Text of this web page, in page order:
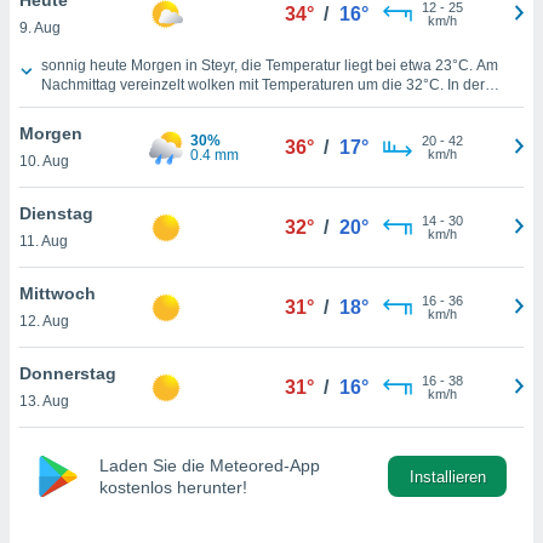
oder
Partner
das
Profil zu
Ihnen
Inhalte
finden
. Sie
jederzeit
9. Aug
34° / 16° 12- 25
km/h
Wettervorhersage für heute in Steyr
sonnig heute Morgen in Steyr, die Temperatur liegt bei etwa 23°C. Am
Nachmittag vereinzelt wolken mit Temperaturen um die 32°C. In der
kommenden Nacht werden24°Cerwartet, vereinzelt wolken. Wind aus
Tag hinweg.
Morgen
10. Aug
30%
0.4 mm
36° / 17° 20- 42
km/h
Dienstag
11. Aug
32° / 20° 14- 30
km/h
Mittwoch
12. Aug
31° / 18° 16- 36
km/h
Donnerstag
13. Aug
31° / 16° 16- 38
km/h
Laden Sie die Meteored-App
kostenlos herunter!
Installieren